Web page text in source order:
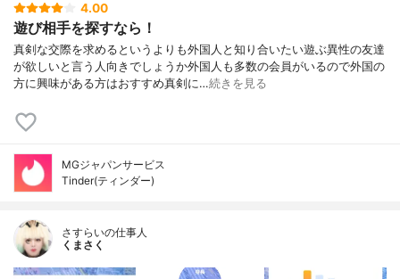
4.00
遊び相手を探すなら！
真剣な交際を求めるというよりも外国人と知り合いたい遊ぶ異性の友達
が欲しいと言う人向きでしょうか外国人も多数の会員がいるので外国の
方に興味がある方はおすすめ真剣に…続きを見る
MGジャパンサービス
Tinder(ティンダー)
さすらいの仕事人
くまさく